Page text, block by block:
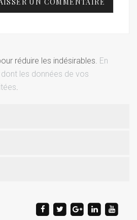
réduire les indésirables. En
les données de vos
.